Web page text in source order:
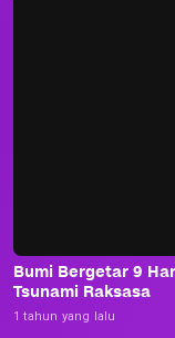
Bumi Bergetar 9
Tsunami Raksasa
1 tahun yang lalu